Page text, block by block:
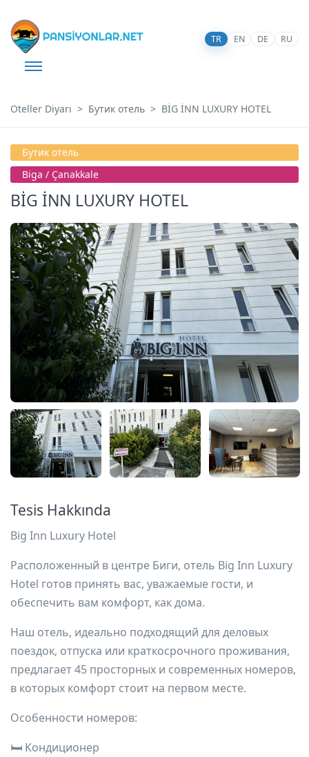
TR EN DE RU
Oteller Diyarı Бутик отель BİG İNN LUXURY HOTEL
Бутик отель
Bi̇ga / Çanakkale
BİG İNN LUXURY HOTEL
Tesis Hakkında
Big Inn Luxury Hotel
Расположенный в центре Биги, отель Big Inn Luxury
Hotel готов принять вас, уважаемые гости, и
обеспечить вам комфорт, как дома.
Наш отель, идеально подходящий для деловых
поездок, отпуска или краткосрочного проживания,
предлагает 45 просторных и современных номеров,
в которых комфорт стоит на первом месте.
Особенности номеров:
🛏️ Кондиционер